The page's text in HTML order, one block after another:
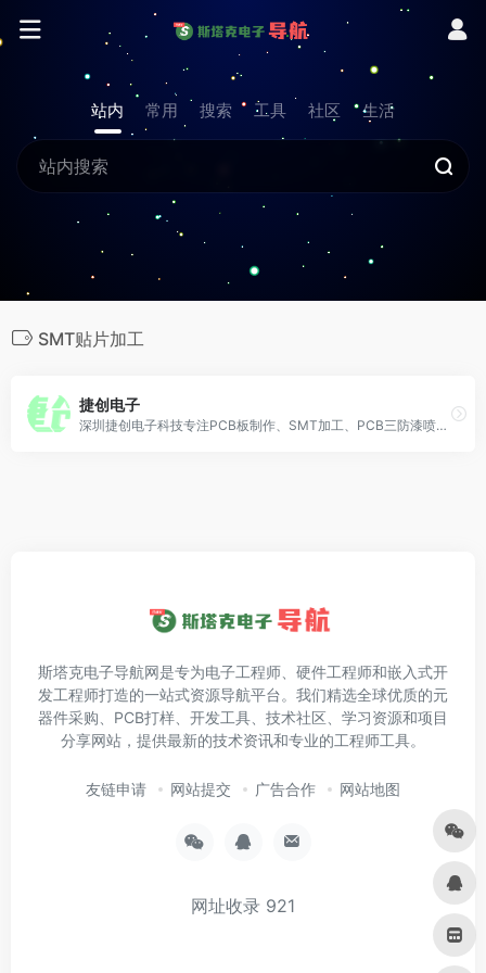
站内 常用 搜索 工具 社区 生活
SMT贴片加工
捷创电子
深圳捷创电子科技专注PCB板制作、SMT加工、PCB三防漆喷涂加工等专业工厂，服务全球客户8000＋,深圳捷创拥有先进的SMT贴片设备及代采贴片物料等服务为客户提供一站式服务
斯塔克电子导航网是专为电子工程师、硬件工程师和嵌入式开
发工程师打造的一站式资源导航平台。我们精选全球优质的元
器件采购、PCB打样、开发工具、技术社区、学习资源和项目
分享网站，提供最新的技术资讯和专业的工程师工具。
友链申请 网站提交 广告合作 网站地图
网址收录 921